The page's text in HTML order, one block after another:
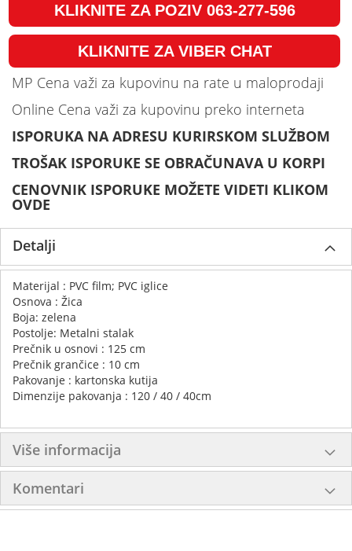
KLIKNITE ZA POZIV 063-277-596
KLIKNITE ZA VIBER CHAT
MP Cena važi za kupovinu na rate u maloprodaji
Online Cena važi za kupovinu preko interneta
ISPORUKA NA ADRESU KURIRSKOM SLUŽBOM
TROŠAK ISPORUKE SE OBRAČUNAVA U KORPI
CENOVNIK ISPORUKE MOŽETE VIDETI KLIKOM
OVDE
Detalji
Materijal : PVC film; PVC iglice
Osnova : Žica
Boja: zelena
Postolje: Metalni stalak
Prečnik u osnovi : 125 cm
Prečnik grančice : 10 cm
Pakovanje : kartonska kutija
Dimenzije pakovanja : 120 / 40 / 40cm
Više informacija
Komentari